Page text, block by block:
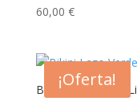
60,00 €
¡Oferta!
Bikini Lazo Verde